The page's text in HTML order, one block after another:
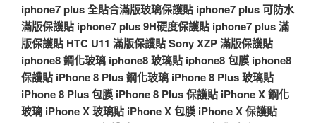
iphone7 plus 全貼合滿版玻璃保護貼 iphone7 plus 可防水
滿版保護貼 iphone7 plus 9H硬度保護貼 iphone7 plus 滿
版保護貼 HTC U11 滿版保護貼Sony XZP 滿版保護貼
iphone8 鋼化玻璃 iphone8 玻璃貼 iphone8 包膜 iphone8
保護貼 iPhone 8 Plus 鋼化玻璃 iPhone 8 Plus 玻璃貼
iPhone 8 Plus 包膜 iPhone 8 Plus 保護貼 iPhone X 鋼化
玻璃 iPhone X 玻璃貼 iPhone X 包膜 iPhone X 保護貼